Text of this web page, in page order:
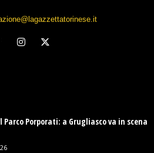
Parco Porporati: a Grugliasco va in scena